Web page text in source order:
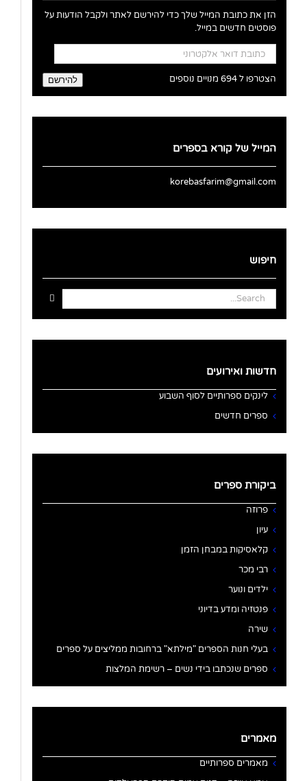
הזן את כתובת המייל שלך כדי להירשם לאתר ולקבל הודעות על
פוסטים חדשים במייל.
כתובת
דואר
אלקטרוני
להירשם הצטרפו ל 694 מנויים נוספים
המייל של קורא בספרים
korebasfarim@gmail.com
חיפוש
Search
for:
חדשות ואירועים
לינקים ספרותיים לסוף השבוע
ספרים חדשים
ביקורת ספרים
פרוזה
עיון
קלאסיקות במבחן הזמן
רבי מכר
ילדים ונוער
פנטזיה ומדע בדיוני
שירה
בעלי חנות הספרים "מילתא" ברחובות ממליצים על ספרים
ספרים שנכתבו בידי נשים – רשימת המלצות
מאמרים
מאמרים ספרותיים